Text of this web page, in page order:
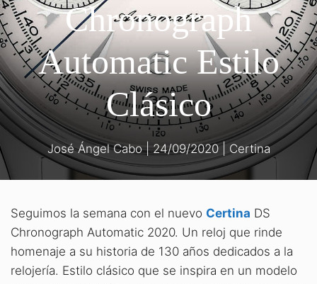
Chronograph
Automatic Estilo
Clásico
José Ángel Cabo|24/09/2020| Certina
Seguimos la semana con el nuevo Certina DS
Chronograph Automatic 2020. Un reloj que rinde
homenaje a su historia de 130 años dedicados a la
relojería. Estilo clásico que se inspira en un modelo